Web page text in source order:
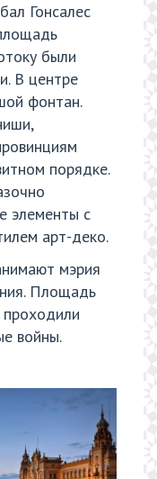
Гонсалес
были
В центре
фонтан.
порядке.
элементы с
арт-деко.
мэрия
Площадь
войны.